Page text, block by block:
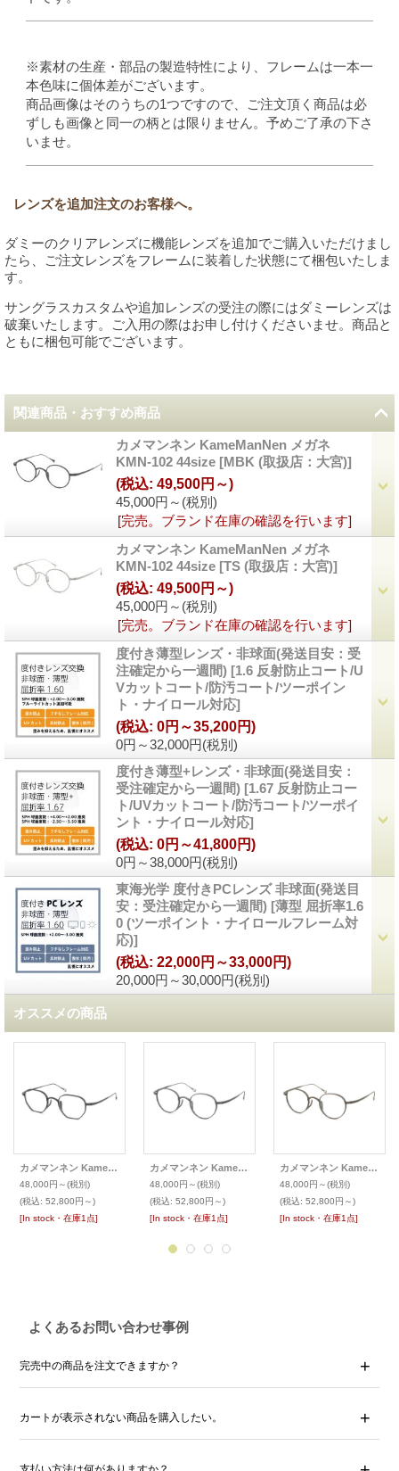
※素材の生産・部品の製造特性により、フレームは一本一
本色味に個体差がございます。
商品画像はそのうちの1つですので、ご注文頂く商品は必
ずしも画像と同一の柄とは限りません。予めご了承の下さ
いませ。
レンズを追加注文のお客様へ。
ダミーのクリアレンズに機能レンズを追加でご購入いただけまし
たら、ご注文レンズをフレームに装着した状態にて梱包いたしま
す。
サングラスカスタムや追加レンズの受注の際にはダミーレンズは
破棄いたします。ご入用の際はお申し付けくださいませ。商品と
ともに梱包可能でございます。
関連商品・おすすめ商品
カメマンネン KameManNen メガネ
KMN-102 44size [MBK (取扱店：大宮)]
45,000円～ (税別)
(税込: 49,500円～)
[完売。ブランド在庫の確認を行います]
カメマンネン KameManNen メガネ
KMN-102 44size [TS (取扱店：大宮)]
45,000円～ (税別)
(税込: 49,500円～)
[完売。ブランド在庫の確認を行います]
度付き薄型レンズ・非球面(発送目安：受
注確定から一週間) [1.6 反射防止コート/U
Vカットコート/防汚コート/ツーポイン
ト・ナイロール対応]
0円～32,000円(税別)
(税込: 0円～35,200円)
度付き薄型+レンズ・非球面(発送目安：
受注確定から一週間) [1.67 反射防止コー
ト/UVカットコート/防汚コート/ツーポイ
ント・ナイロール対応]
0円～38,000円(税別)
(税込: 0円～41,800円)
東海光学 度付きPCレンズ 非球面(発送目
安：受注確定から一週間) [薄型 屈折率1.6
0 (ツーポイント・ナイロールフレーム対
応)]
20,000円～30,000円(税別)
(税込: 22,000円～33,000円)
オススメの商品
カメマンネン KameManNen メガネ KMN-9919(48)
48,000円～(税別)
(税込: 52,800円～)
[In stock・在庫1点]
カメマンネン KameManNen メガネ KMN-113 46size
48,000円～(税別)
(税込: 52,800円～)
[In stock・在庫1点]
カメマンネン KameManNen メガネ KMN-113 46size
48,000円～(税別)
(税込: 52,800円～)
[In stock・在庫1点]
よくあるお問い合わせ事例
完売中の商品を注文できますか？
カートが表示されない商品を購入したい。